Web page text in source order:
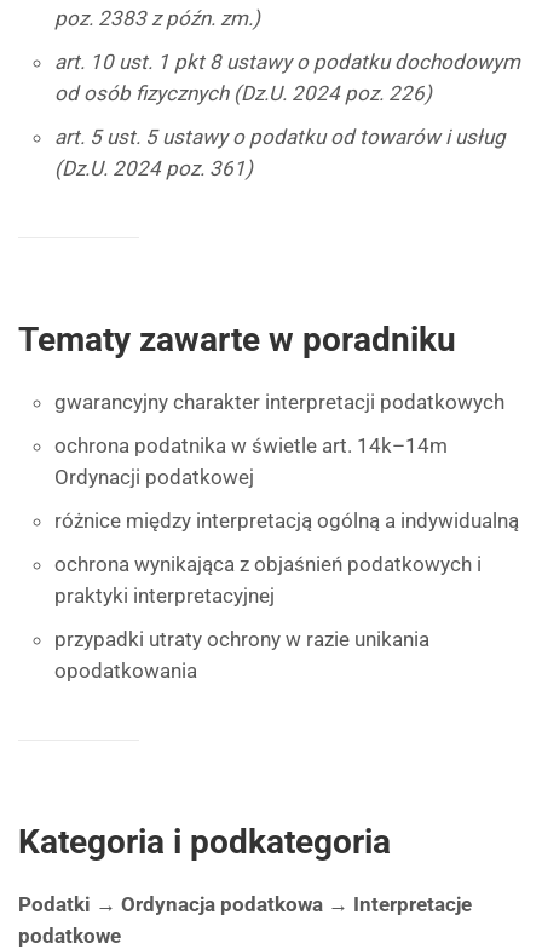
poz. 2383 z późn. zm.)
art. 10 ust. 1 pkt 8 ustawy o podatku dochodowym
od osób fizycznych (Dz.U. 2024 poz. 226)
art. 5 ust. 5 ustawy o podatku od towarów i usług
(Dz.U. 2024 poz. 361)
Tematy zawarte w poradniku
gwarancyjny charakter interpretacji podatkowych
ochrona podatnika w świetle art. 14k–14m
Ordynacji podatkowej
różnice między interpretacją ogólną a indywidualną
ochrona wynikająca z objaśnień podatkowych i
praktyki interpretacyjnej
przypadki utraty ochrony w razie unikania
opodatkowania
Kategoria i podkategoria
Podatki → Ordynacja podatkowa → Interpretacje
podatkowe